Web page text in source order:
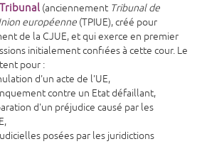
Tribunal (anciennement Tribunal de
européenne (TPIUE), créé pour
de la CJUE, et qui exerce en premier
initialement confiées à cette cour. Le
pour :
d'un acte de l'UE,
contre un Etat défaillant,
d'un préjudice causé par les
posées par les juridictions